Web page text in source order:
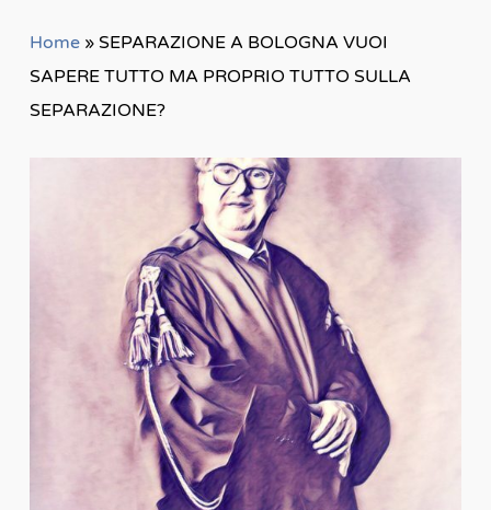
Home» SEPARAZIONE A BOLOGNA VUOI
SAPERE TUTTO MA PROPRIO TUTTO SULLA
SEPARAZIONE?